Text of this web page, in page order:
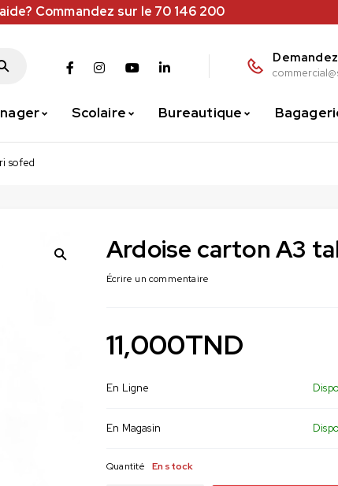
Commandez sur le 70 146 200
Scolaire Bureautique
sofed
Ardoise carton A3
Écrire un commentaire
11,000TND
En Ligne
En Magasin
Quantité En stock